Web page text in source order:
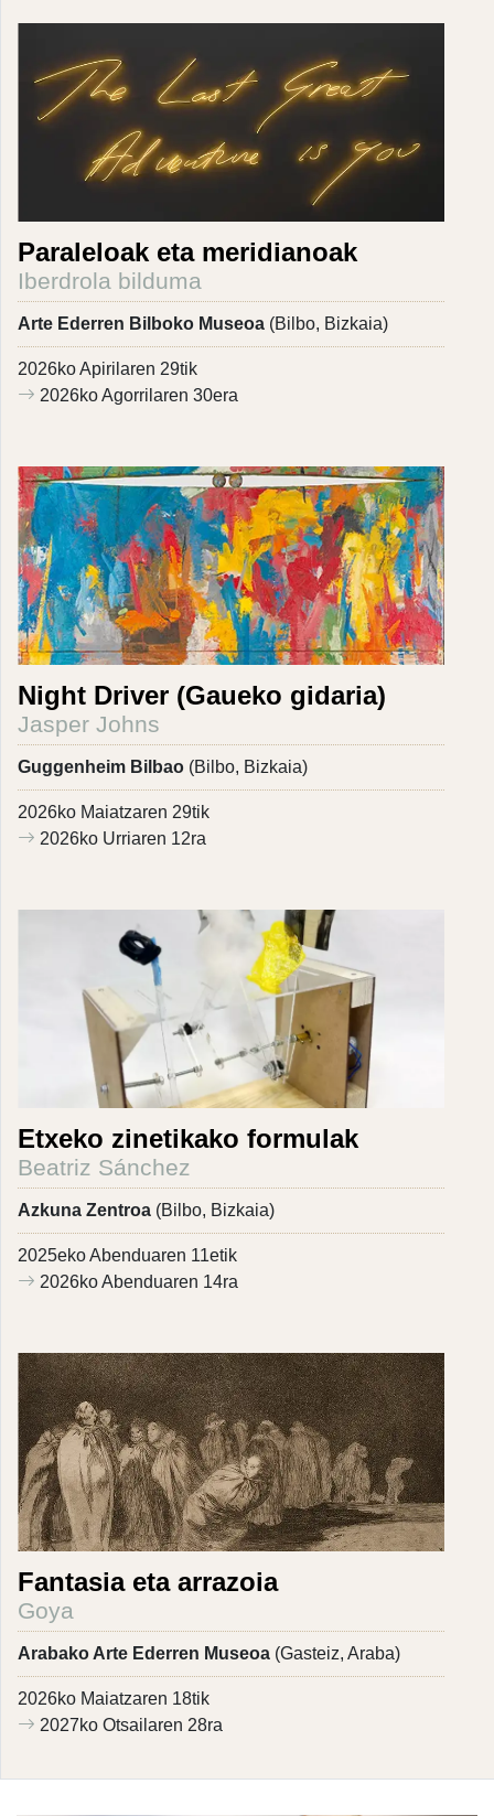
Paraleloak eta meridianoak
Iberdrola bilduma
Arte Ederren Bilboko Museoa (Bilbo, Bizkaia)
2026ko Apirilaren 29tik
2026ko Agorrilaren 30era
Night Driver (Gaueko gidaria)
Jasper Johns
Guggenheim Bilbao (Bilbo, Bizkaia)
2026ko Maiatzaren 29tik
2026ko Urriaren 12ra
Etxeko zinetikako formulak
Beatriz Sánchez
Azkuna Zentroa (Bilbo, Bizkaia)
2025eko Abenduaren 11etik
2026ko Abenduaren 14ra
Fantasia eta arrazoia
Goya
Arabako Arte Ederren Museoa (Gasteiz, Araba)
2026ko Maiatzaren 18tik
2027ko Otsailaren 28ra